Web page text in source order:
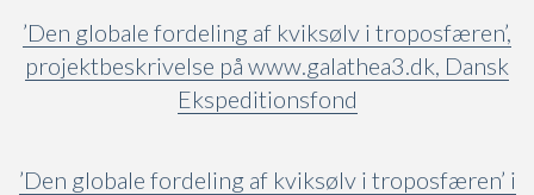
’Den globale fordeling af kviksølv i troposfæren’,
projektbeskrivelse på www.galathea3.dk, Dansk
Ekspeditionsfond
’Den globale fordeling af kviksølv i troposfæren’ i